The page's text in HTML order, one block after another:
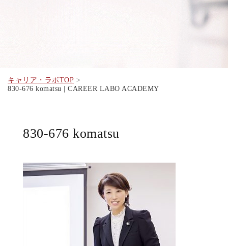
キャリア・ラボTOP
830-676 komatsu | CAREER LABO ACADEMY
830-676 komatsu